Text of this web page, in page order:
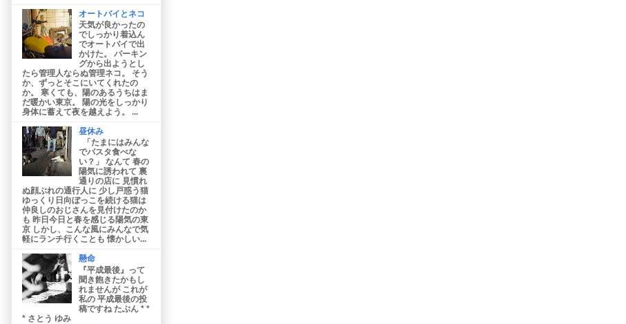
オートバイとネコ
天気が良かったの
でしっかり着込ん
でオートバイで出
かけた。 パーキン
グから出ようとし
たら管理人ならぬ管理ネコ。 そう
か、ずっとそこにいてくれたの
か。 寒くても、陽のあるうちはま
だ暖かい東京。 陽の光をしっかり
身体に蓄えて夜を越えよう。 ...
昼休み
「たまにはみんな
でパスタ食べな
い？」 なんて 春の
陽気に誘われて 裏
通りの店に 見慣れ
ぬ顔ぶれの通行人に 少し戸惑う猫
ゆっくり日向ぼっこを続ける猫は
仲良しのおじさんを見付けたのか
も 昨日今日と春を感じる陽気の東
京 しかし、こんな風にみんなで気
軽にランチ行くことも 懐かしい...
懸命
『平成最後』って
聞き飽きたかもし
れませんが これが
私の 平成最後の投
稿ですね たぶん * *
* さとう ゆみ